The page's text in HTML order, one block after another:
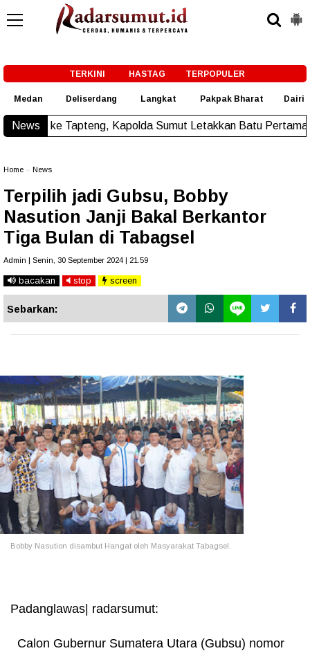
TERKINI HASTAG TERPOPULER
Medan Deliserdang Langkat Pakpak Bharat Dairi
News
Kapolda Sumut Letakkan Batu Pertama Pembangunan
Home News
Terpilih jadi Gubsu, Bobby
Nasution Janji Bakal Berkantor
Tiga Bulan di Tabagsel
Admin | Senin, 30 September 2024 | 21.59
bacakan stop screen
Sebarkan:
Bobby Nasution disambut Hangat oleh Masyarakat Tabagsel.
Padanglawas| radarsumut:
Calon Gubernur Sumatera Utara (Gubsu) nomor